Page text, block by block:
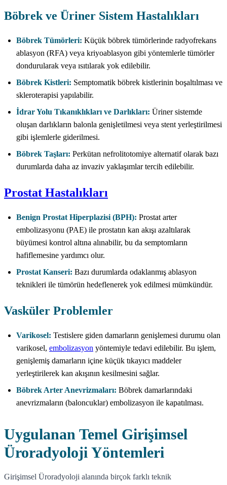
Böbrek ve Üriner Sistem Hastalıkları
Böbrek Tümörleri: Küçük böbrek tümörlerinde radyofrekans
ablasyon (RFA) veya kriyoablasyon gibi yöntemlerle tümörler
dondurularak veya ısıtılarak yok edilebilir.
Böbrek Kistleri: Semptomatik böbrek kistlerinin boşaltılması ve
skleroterapisi yapılabilir.
İdrar Yolu Tıkanıklıkları ve Darlıkları: Üriner sistemde
oluşan darlıkların balonla genişletilmesi veya stent yerleştirilmesi
gibi işlemlerle giderilmesi.
Böbrek Taşları: Perkütan nefrolitotomiye alternatif olarak bazı
durumlarda daha az invaziv yaklaşımlar tercih edilebilir.
Prostat Hastalıkları
Benign Prostat Hiperplazisi (BPH): Prostat arter
embolizasyonu (PAE) ile prostatın kan akışı azaltılarak
büyümesi kontrol altına alınabilir, bu da semptomların
hafiflemesine yardımcı olur.
Prostat Kanseri: Bazı durumlarda odaklanmış ablasyon
teknikleri ile tümörün hedeflenerek yok edilmesi mümkündür.
Vasküler Problemler
Varikosel: Testislere giden damarların genişlemesi durumu olan
varikosel, embolizasyon yöntemiyle tedavi edilebilir. Bu işlem,
genişlemiş damarların içine küçük tıkayıcı maddeler
yerleştirilerek kan akışının kesilmesini sağlar.
Böbrek Arter Anevrizmaları: Böbrek damarlarındaki
anevrizmaların (baloncuklar) embolizasyon ile kapatılması.
Uygulanan Temel Girişimsel
Üroradyoloji Yöntemleri
Girişimsel Üroradyoloji alanında birçok farklı teknik